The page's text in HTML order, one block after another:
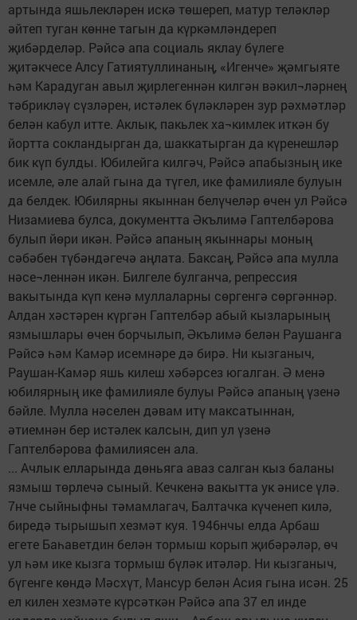
артында яшьлекләрен искә төшереп, матур теләкләр
әйтеп туган көнне тагын да күркәмләндереп
җибәрделәр. Рәйсә апа социаль яклау бүлеге
җитәкчесе Алсу Гатиятуллинаның, «Игенче» җәмгыяте
һәм Карадуган авыл җирлегеннән килгән вәкил¬ләрнең
тәбрикләү сүзләрен, истәлек бүләкләрен зур рәхмәтләр
белән кабул итте. Аклык, пакьлек ха¬кимлек иткән бу
йортта сокландырган да, шаккатырган да күренешләр
бик күп булды. Юбилейга килгәч, Рәйсә апабызның ике
исемле, әле алай гына да түгел, ике фамилияле булуын
да белдек. Юбилярны якыннан белүчеләр өчен ул Рәйсә
Низамиева булса, документта Әкълимә Гаптелбәрова
булып йөри икән. Рәйсә апаның якыннары моның
сәбәбен түбәндәгечә аңлата. Баксаң, Рәйсә апа мулла
нәсе¬леннән икән. Билгеле булганча, репрессия
вакытында күп кенә муллаларны сөргенгә сөргәннәр.
Алдан хәстәрен күргән Гаптелбәр абый кызларының
язмышлары өчен борчылып, Әкълимә белән Раушанга
Рәйсә һәм Камәр исемнәре дә бирә. Ни кызганыч,
Раушан-Камәр яшь килеш хәбәрсез югалган. Ә менә
юбилярның ике фамилияле булуы Рәйсә апаның үзенә
бәйле. Мулла нәселен дәвам итү максатыннан,
әтиемнән бер истәлек калсын, дип ул үзенә
Гаптелбәрова фамилиясен ала.
... Ачлык елларында дөньяга аваз салган кыз баланы
язмыш төрлечә сыный. Кечкенә вакытта ук әнисе үлә.
7нче сыйныфны тәмамлагач, Балтачка күченеп килә,
биредә тырышып хезмәт куя. 1946нчы елда Арбаш
егете Баһаветдин белән тормыш корып җибәрәләр, өч
ул һәм ике кызга тормыш бүләк итәләр. Ни кызганыч,
бүгенге көндә Мәсхүт, Мансур белән Асия гына исән. 25
ел килен хезмәте күрсәткән Рәйсә апа 37 ел инде